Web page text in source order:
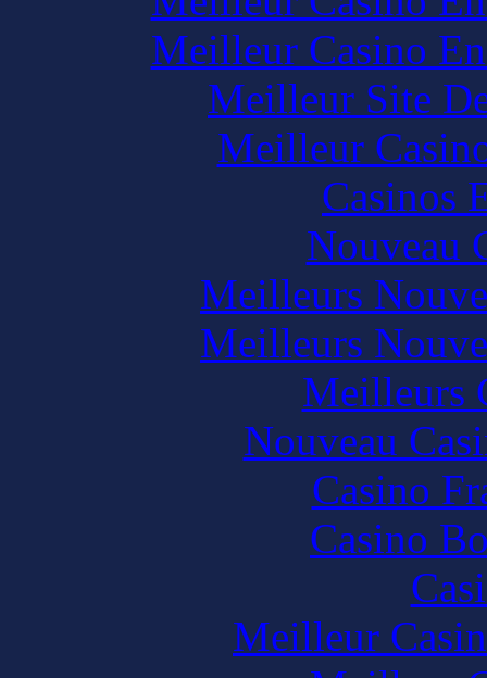
Meilleur Casino
Meilleur Site
Meilleur
Casinos
Nouveau
Meilleurs
Meilleurs
Meilleurs
Nouveau
Casino
Casino
Meilleur